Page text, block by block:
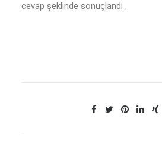
cevap şeklinde sonuçlandı .